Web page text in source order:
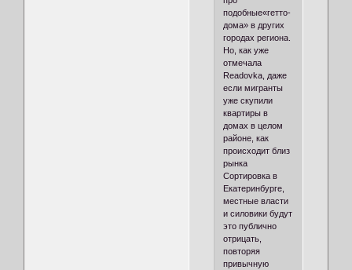
подобные«гетто-
дома» в других
городах региона.
Но, как уже
отмечала
Readovka, даже
если мигранты
уже скупили
квартиры в
домах в целом
районе, как
происходит близ
рынка
Сортировка в
Екатеринбурге,
местные власти
и силовики будут
это публично
отрицать,
повторяя
привычную